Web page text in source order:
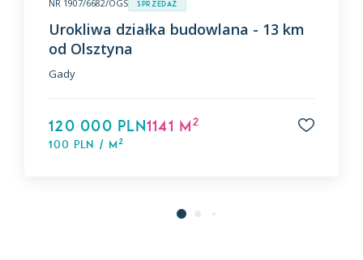
NR 1907/6682/OGS Sprzedaż
Urokliwa działka budowlana - 13 km
od Olsztyna
Gady
120 000 PLN
100 PLN / m2
1141 m2